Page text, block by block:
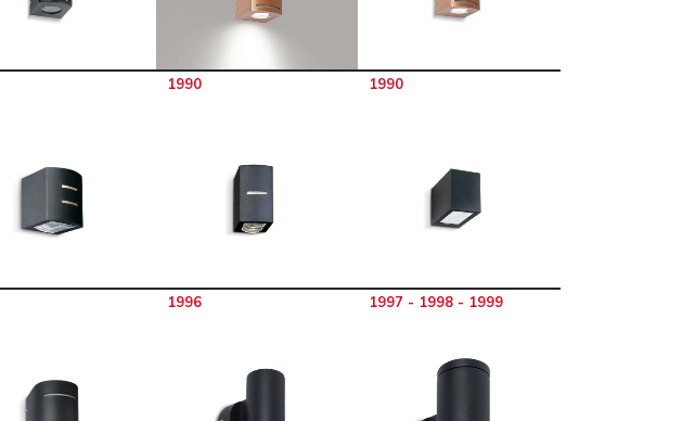
1990 1990
1996 1997 - 1998 - 1999